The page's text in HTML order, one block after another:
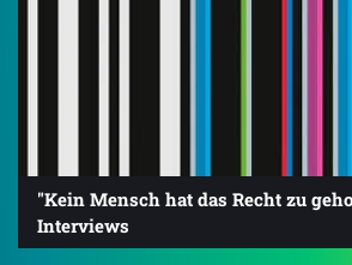
"Kein Mensch hat das Recht zu
Interviews